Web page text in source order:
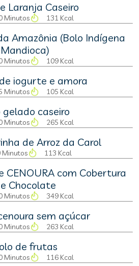
Laranja Caseiro
Minutos 131 Kcal
Amazônia (Bolo Indígena
Mandioca)
Minutos 109 Kcal
iogurte e amora
Minutos 105 Kcal
gelado caseiro
Minutos 265 Kcal
de Arroz da Carol
Minutos 113 Kcal
CENOURA com Cobertura
Chocolate
Minutos 349 Kcal
sem açúcar
Minutos 263 Kcal
de frutas
Minutos 116 Kcal